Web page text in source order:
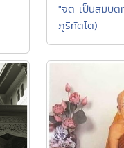
"จิต เป็นสมบัติ
ภูริทัตโต)